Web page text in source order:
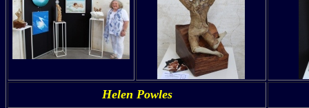
Helen Powles